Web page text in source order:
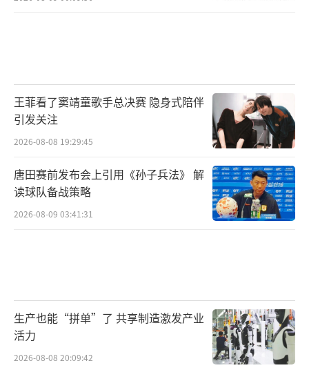
王菲看了窦靖童歌手总决赛 隐身式陪伴
引发关注
2026-08-08 19:29:45
唐田赛前发布会上引用《孙子兵法》 解
读球队备战策略
2026-08-09 03:41:31
生产也能“拼单”了 共享制造激发产业
活力
2026-08-08 20:09:42